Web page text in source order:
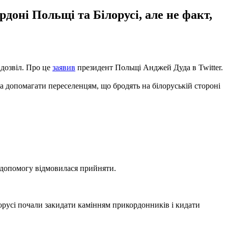
Польщі та Білорусі, але не факт,
Про це заявив президент Польщі Анджей Дуда в Twitter.
переселенцям, що бродять на білоруській стороні
відмовилася прийняти.
почали закидати камінням прикордонників і кидати